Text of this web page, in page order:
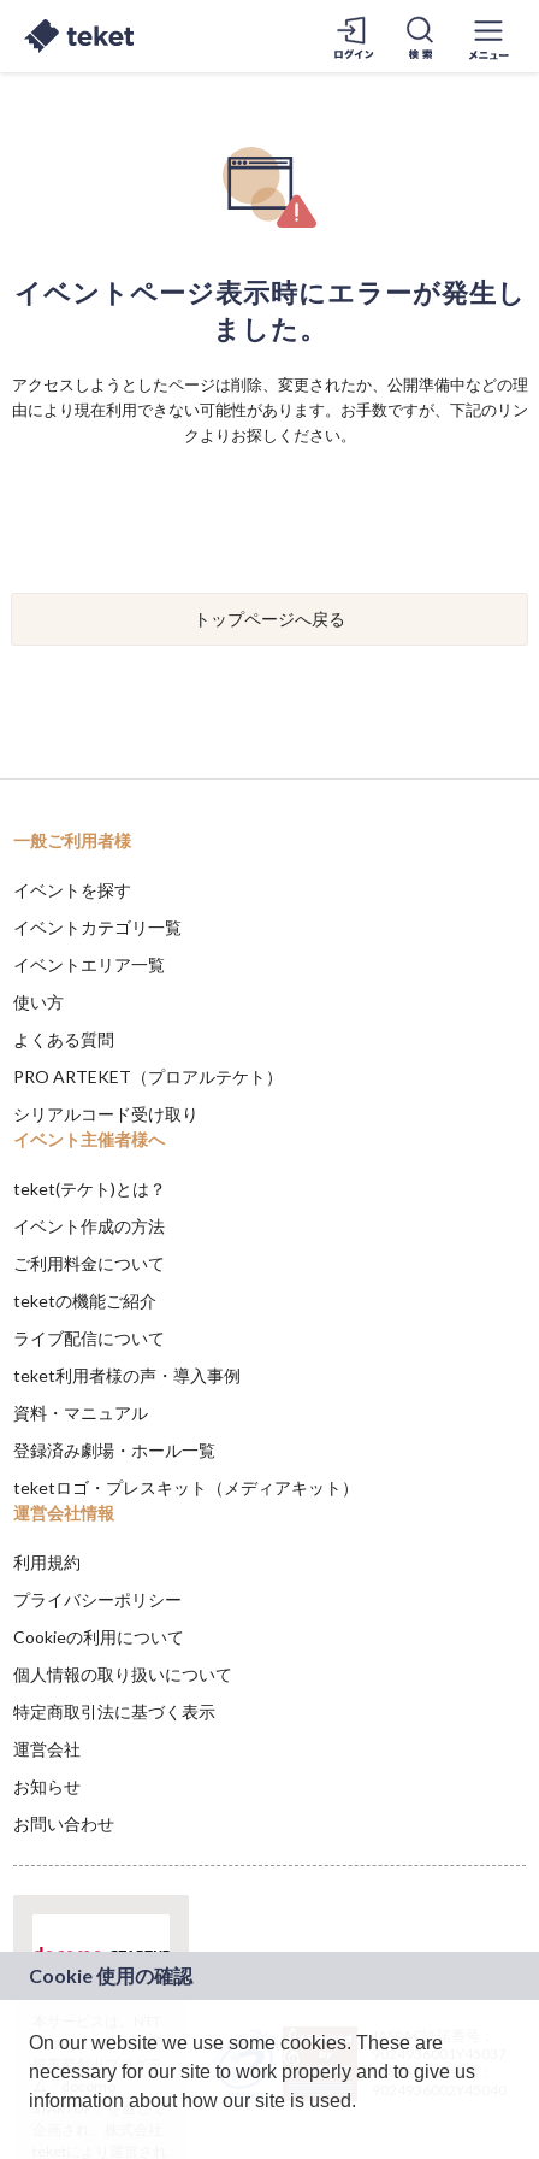
イベントページ表示時にエラーが発生し
ました。
アクセスしようとしたページは削除、変更されたか、公開準備中などの理
由により現在利用できない可能性があります。お手数ですが、下記のリン
クよりお探しください。
トップページへ戻る
一般ご利用者様
イベントを探す
イベントカテゴリ一覧
イベントエリア一覧
使い方
よくある質問
PRO ARTEKET（プロアルテケト）
シリアルコード受け取り
イベント主催者様へ
teket(テケト)とは？
イベント作成の方法
ご利用料金について
teketの機能ご紹介
ライブ配信について
teket利用者様の声・導入事例
資料・マニュアル
登録済み劇場・ホール一覧
teketロゴ・プレスキット（メディアキット）
運営会社情報
利用規約
プライバシーポリシー
Cookieの利用について
個人情報の取り扱いについて
特定商取引法に基づく表示
運営会社
お知らせ
お問い合わせ
ドコモグループの新
規事業創出プログラ
ム「docomo
STARTUP」を通じて
JASRAC許諾番号：
9024936001Y45037
JASRAC許諾番号：
On our website we use some cookies. These are
necessary for our site to work properly and to give us
information about how our site is used.